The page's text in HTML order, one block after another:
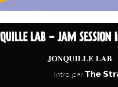
LAB - JAM
𝐉𝐎𝐍𝐐𝐔𝐈𝐋𝐋𝐄 𝐋𝐀𝐁
Intro par 𝗧𝗵𝗲